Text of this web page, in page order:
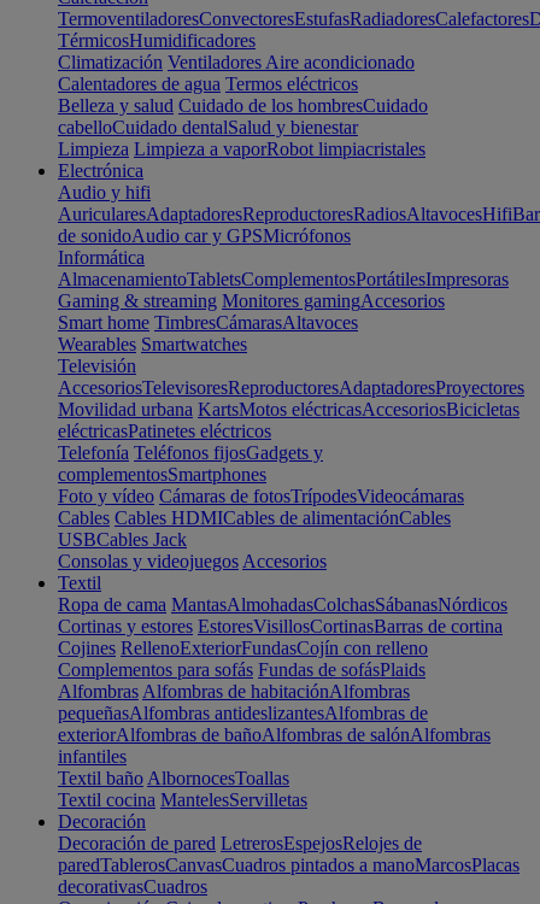
TermoventiladoresConvectoresEstufasRadiadoresCalefactores
TérmicosHumidificadores
Climatización Ventiladores Aire acondicionado
Calentadores de agua Termos eléctricos
Belleza y salud Cuidado de los hombresCuidado
cabelloCuidado dentalSalud y bienestar
Limpieza Limpieza a vaporRobot limpiacristales
Electrónica
Audio y hifi
AuricularesAdaptadoresReproductoresRadiosAltavocesHifi
de sonidoAudio car y GPSMicrófonos
Informática
AlmacenamientoTabletsComplementosPortátilesImpresoras
Gaming & streaming Monitores gamingAccesorios
Smart home TimbresCámarasAltavoces
Wearables Smartwatches
Televisión
AccesoriosTelevisoresReproductoresAdaptadoresProyectores
Movilidad urbana KartsMotos eléctricasAccesoriosBicicletas
eléctricasPatinetes eléctricos
Telefonía Teléfonos fijosGadgets y
complementosSmartphones
Foto y vídeo Cámaras de fotosTrípodesVideocámaras
Cables Cables HDMICables de alimentaciónCables
USBCables Jack
Consolas y videojuegos Accesorios
Textil
Ropa de cama MantasAlmohadasColchasSábanasNórdicos
Cortinas y estores EstoresVisillosCortinasBarras de cortina
Cojines RellenoExteriorFundasCojín con relleno
Complementos para sofás Fundas de sofásPlaids
Alfombras Alfombras de habitaciónAlfombras
pequeñasAlfombras antideslizantesAlfombras de
exteriorAlfombras de bañoAlfombras de salónAlfombras
infantiles
Textil baño AlbornocesToallas
Textil cocina MantelesServilletas
Decoración
Decoración de pared LetrerosEspejosRelojes de
paredTablerosCanvasCuadros pintados a manoMarcosPlacas
decorativasCuadros